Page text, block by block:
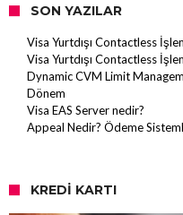
SON YAZILAR
Visa Yurtdışı Contactless
Visa Yurtdışı Contactless
Dynamic CVM Limit
Dönem
Visa EAS Server nedir?
Appeal Nedir? Ödeme
KREDI KARTI